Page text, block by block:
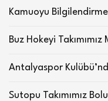
Kamuoyu
Buz Hokeyi
Antalyaspor
Sutopu Takımımız